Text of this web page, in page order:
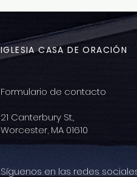
IGLESIA CASA DE ORACIÓN
Formulario de contacto
21 Canterbury St.,
Worcester, MA 01610
Síguenos en las redes